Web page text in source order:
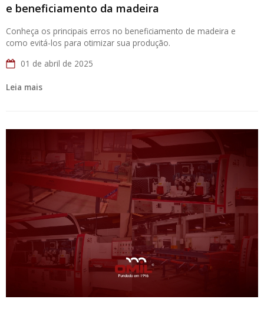
e beneficiamento da madeira
Conheça os principais erros no beneficiamento de madeira e
como evitá-los para otimizar sua produção.
01 de abril de 2025
Leia mais